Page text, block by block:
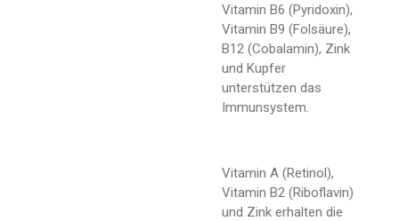
Vitamin B6 (Pyridoxin),
Vitamin B9 (Folsäure),
B12 (Cobalamin), Zink
und Kupfer
unterstützen das
Immunsystem.
Vitamin A (Retinol),
Vitamin B2 (Riboflavin)
und Zink erhalten die